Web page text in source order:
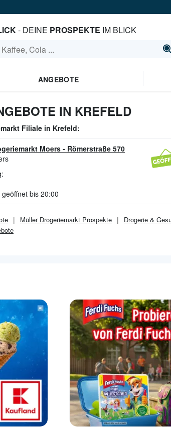
- DEINE PROSPEKTE IM BLICK
ANGEBOTE
IN KREFELD
Filiale in Krefeld:
Moers- Römerstraße 570
geöffnet bis 20:00
Müller Drogeriemarkt Prospekte
Drogerie &